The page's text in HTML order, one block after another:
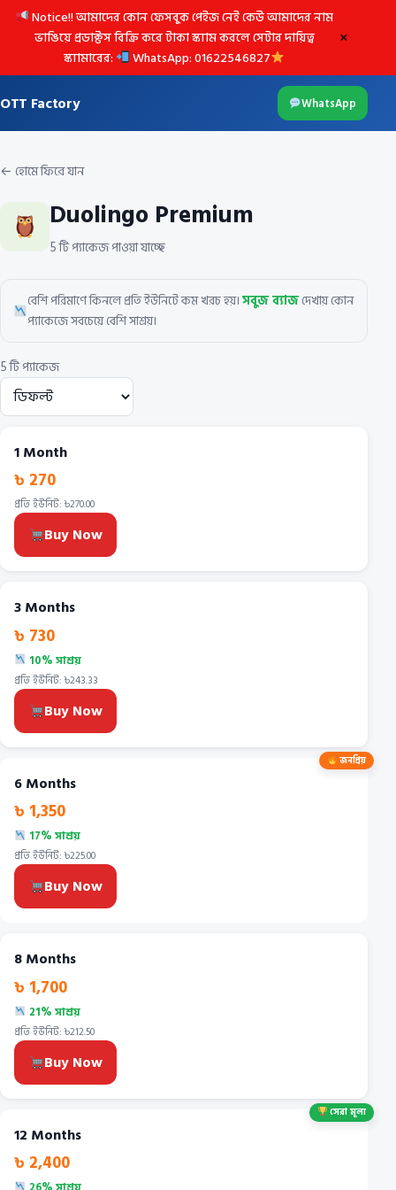
Notice!! আমাদের কোন ফেসবুক পেইজ নেই কেউ আমাদের নাম
ভাঙিয়ে প্রডাক্টস বিক্রি করে টাকা স্ক্যাম করলে সেটার দায়িত্ব
স্ক্যামারের:
WhatsApp: 01622546827
×
OTT Factory WhatsApp
← হোমে ফিরে যান
Duolingo Premium
5 টি প্যাকেজ পাওয়া যাচ্ছে
বেশি পরিমাণে কিনলে প্রতি ইউনিটে কম খরচ হয়।সবুজ ব্যাজদেখায় কোন
প্যাকেজে সবচেয়ে বেশি সাশ্রয়।
5 টি প্যাকেজ
1 Month
৳ 270
প্রতি ইউনিট: ৳270.00
Buy Now
3 Months
৳ 730
10% সাশ্রয়
প্রতি ইউনিট: ৳243.33
Buy Now
জনপ্রিয়
6 Months
৳ 1,350
17% সাশ্রয়
প্রতি ইউনিট: ৳225.00
Buy Now
8 Months
৳ 1,700
21% সাশ্রয়
প্রতি ইউনিট: ৳212.50
Buy Now
সেরা মূল্য
12 Months
৳ 2,400